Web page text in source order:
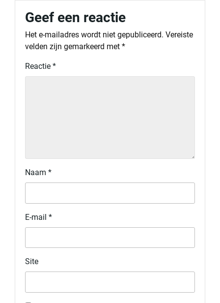
Geef een reactie
Het e-mailadres wordt niet gepubliceerd. Vereiste
velden zijn gemarkeerd met *
Reactie *
Naam *
E-mail *
Site